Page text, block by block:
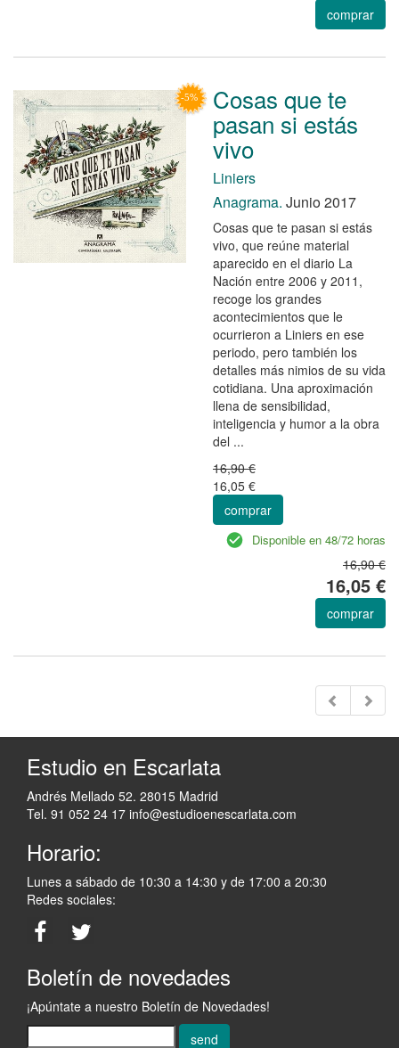
comprar
Cosas que te
pasan si estás
vivo
Liniers
Anagrama. Junio 2017
Cosas que te pasan si estás
vivo, que reúne material
aparecido en el diario La
Nación entre 2006 y 2011,
recoge los grandes
acontecimientos que le
ocurrieron a Liniers en ese
periodo, pero también los
detalles más nimios de su vida
cotidiana. Una aproximación
llena de sensibilidad,
inteligencia y humor a la obra
del ...
16,90 €
16,05 €
comprar
Disponible en 48/72 horas
16,90 €
16,05 €
comprar
Estudio en Escarlata
Andrés Mellado 52. 28015 Madrid
Tel. 91 052 24 17 info@estudioenescarlata.com
Horario:
Lunes a sábado de 10:30 a 14:30 y de 17:00 a 20:30
Redes sociales:
Boletín de novedades
¡Apúntate a nuestro Boletín de Novedades!
send